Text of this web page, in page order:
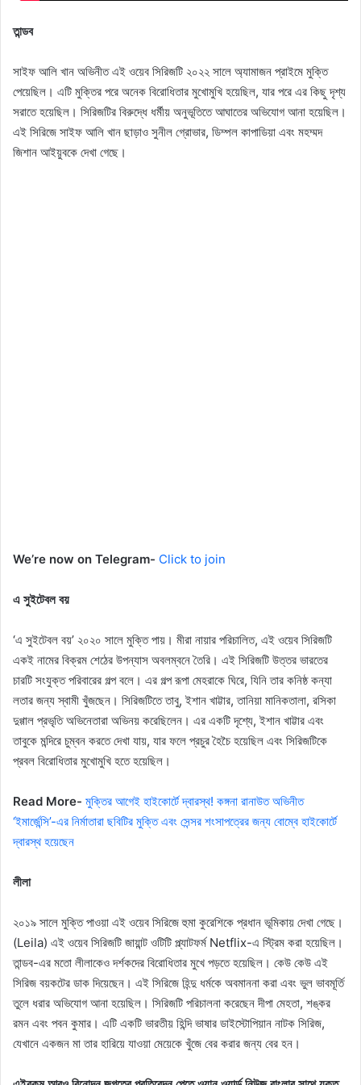
তান্ডব
সাইফ আলি খান অভিনীত এই ওয়েব সিরিজটি ২০২২ সালে অ্যামাজন প্রাইমে মুক্তি
পেয়েছিল। এটি মুক্তির পরে অনেক বিরোধিতার মুখোমুখি হয়েছিল, যার পরে এর কিছু দৃশ্য
সরাতে হয়েছিল। সিরিজটির বিরুদ্ধে ধর্মীয় অনুভূতিতে আঘাতের অভিযোগ আনা হয়েছিল।
এই সিরিজে সাইফ আলি খান ছাড়াও সুনীল গ্রোভার, ডিম্পল কাপাডিয়া এবং মহম্মদ
জিশান আইয়ুবকে দেখা গেছে।
We’re now on Telegram- Click to join
এ সুইটেবল বয়
‘এ সুইটেবল বয়’ ২০২০ সালে মুক্তি পায়। মীরা নায়ার পরিচালিত, এই ওয়েব সিরিজটি
একই নামের বিক্রম শেঠের উপন্যাস অবলম্বনে তৈরি। এই সিরিজটি উত্তর ভারতের
চারটি সংযুক্ত পরিবারের গল্প বলে। এর গল্প রূপা মেহরাকে ঘিরে, যিনি তার কনিষ্ঠ কন্যা
লতার জন্য স্বামী খুঁজছেন। সিরিজটিতে তাবু, ইশান খাট্টার, তানিয়া মানিকতালা, রসিকা
দুগ্গাল প্রভৃতি অভিনেতারা অভিনয় করেছিলেন। এর একটি দৃশ্যে, ইশান খাট্টার এবং
তাবুকে মন্দিরে চুম্বন করতে দেখা যায়, যার ফলে প্রচুর হৈচৈ হয়েছিল এবং সিরিজটিকে
প্রবল বিরোধিতার মুখোমুখি হতে হয়েছিল।
Read More- মুক্তির আগেই হাইকোর্টে দ্বারস্থ! কঙ্গনা রানাউত অভিনীত
‘ইমার্জেন্সি’-এর নির্মাতারা ছবিটির মুক্তি এবং সেন্সর শংসাপত্রের জন্য বোম্বে হাইকোর্টে
দ্বারস্থ হয়েছেন
লীলা
২০১৯ সালে মুক্তি পাওয়া এই ওয়েব সিরিজে হুমা কুরেশিকে প্রধান ভূমিকায় দেখা গেছে।
(Leila) এই ওয়েব সিরিজটি জায়ান্ট ওটিটি প্ল্যাটফর্ম Netflix-এ স্ট্রিম করা হয়েছিল।
তান্ডব-এর মতো লীলাকেও দর্শকদের বিরোধিতার মুখে পড়তে হয়েছিল। কেউ কেউ এই
সিরিজ বয়কটের ডাক দিয়েছেন। এই সিরিজে হিন্দু ধর্মকে অবমাননা করা এবং ভুল ভাবমূর্তি
তুলে ধরার অভিযোগ আনা হয়েছিল। সিরিজটি পরিচালনা করেছেন দীপা মেহতা, শঙ্কর
রমন এবং পবন কুমার। এটি একটি ভারতীয় হিন্দি ভাষার ডাইস্টোপিয়ান নাটক সিরিজ,
যেখানে একজন মা তার হারিয়ে যাওয়া মেয়েকে খুঁজে বের করার জন্য বের হন।